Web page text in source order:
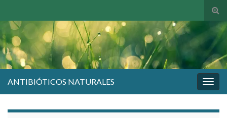
de
la
ANTIBIÓTICOS NATURALES